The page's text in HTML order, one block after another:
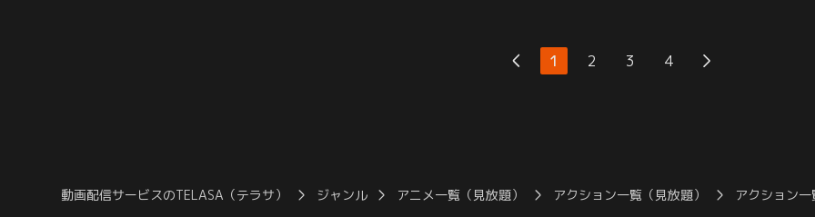
1 2 3 4
動画配信サービスのTELASA（テラサ） ジャンル アニメ一覧（見放題） アクション一覧（見放題） アクション